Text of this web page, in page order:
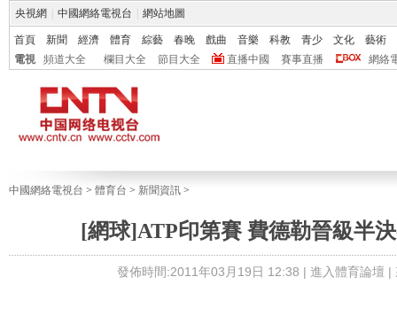
央視網 中國網絡電視台 網站地圖
首頁 新聞 經濟 體育 綜藝 春晚 戲曲 音樂 科教 青少 文化
藝術
電視
頻道大全 欄目大全 節目大全 直播中國 賽事直播 網絡
中國網絡電視台 > 體育台 > 新聞資訊 >
[網球]ATP印第賽 費德勒晉級半
發佈時間:2011年03月19日 12:38 | 進入體育論壇 |